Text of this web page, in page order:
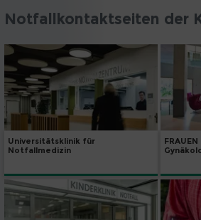
Notfallkontaktseiten der
Universitätsklinik für
Notfallmedizin
FRAUEN